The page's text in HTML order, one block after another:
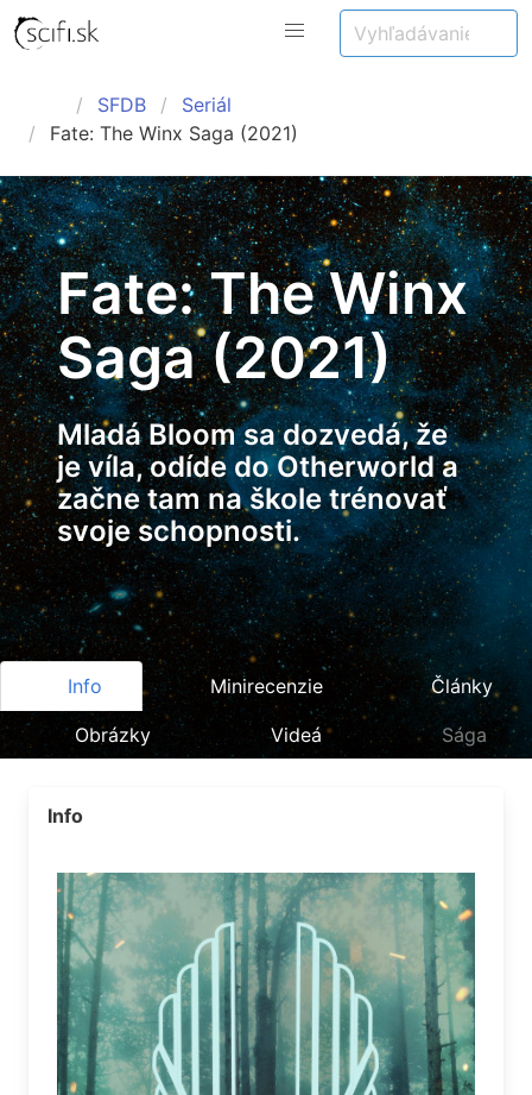
SFDB
Seriál
Fate: The Winx Saga (2021)
Fate: The Winx
Saga (2021)
Mladá Bloom sa dozvedá, že
je víla, odíde do Otherworld a
začne tam na škole trénovať
svoje schopnosti.
Info Minirecenzie Články
Obrázky Videá Sága
Info